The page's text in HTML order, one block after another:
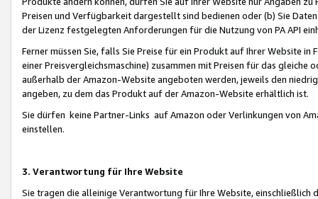
Preisen und Verfügbarkeit dargestellt sind bedienen oder (b) Sie
der Lizenz festgelegten Anforderungen für die Nutzung von PA API
Ferner müssen Sie, falls Sie Preise für ein Produkt auf Ihrer Website
einer Preisvergleichsmaschine) zusammen mit Preisen für das
außerhalb der Amazon-Website angeboten werden, jeweils den
angeben, zu dem das Produkt auf der Amazon-Website erhältlich ist.
Sie dürfen keine Partner-Links auf Amazon oder Verlinkungen von
einstellen.
3. Verantwortung für Ihre Website
Sie tragen die alleinige Verantwortung für Ihre Website,